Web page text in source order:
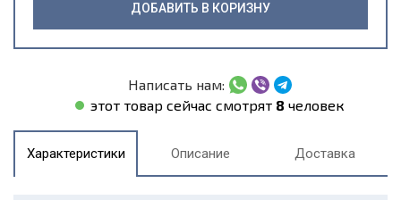
ДОБАВИТЬ В КОРИЗНУ
Написать нам:
этот товар сейчас смотрят 8 человек
Характеристики Описание Доставка